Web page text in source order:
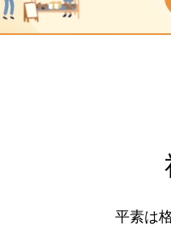
平素は